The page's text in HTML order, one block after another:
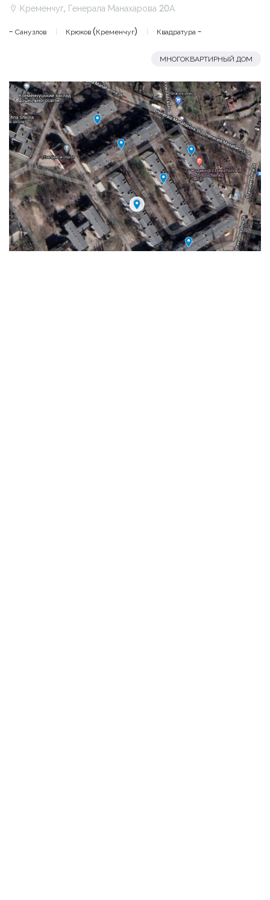
Кременчуг, Генерала Манахарова 20А
- Санузлов Крюков (Кременчуг) Квадратура -
МНОГОКВАРТИРНЫЙ ДОМ